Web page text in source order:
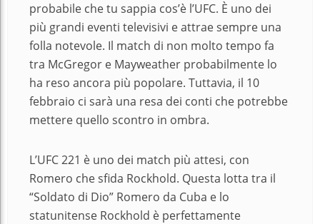
probabile che tu sappia cos’è l’UFC. È uno dei
più grandi eventi televisivi e attrae sempre una
folla notevole. Il match di non molto tempo fa
tra McGregor e Mayweather probabilmente lo
ha reso ancora più popolare. Tuttavia, il 10
febbraio ci sarà una resa dei conti che potrebbe
mettere quello scontro in ombra.
L’UFC 221 è uno dei match più attesi, con
Romero che sfida Rockhold. Questa lotta tra il
“Soldato di Dio” Romero da Cuba e lo
statunitense Rockhold è perfettamente